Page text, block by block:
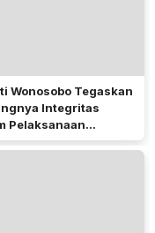
Wonosobo Tegaskan
Integritas
Pelaksanaan
2026